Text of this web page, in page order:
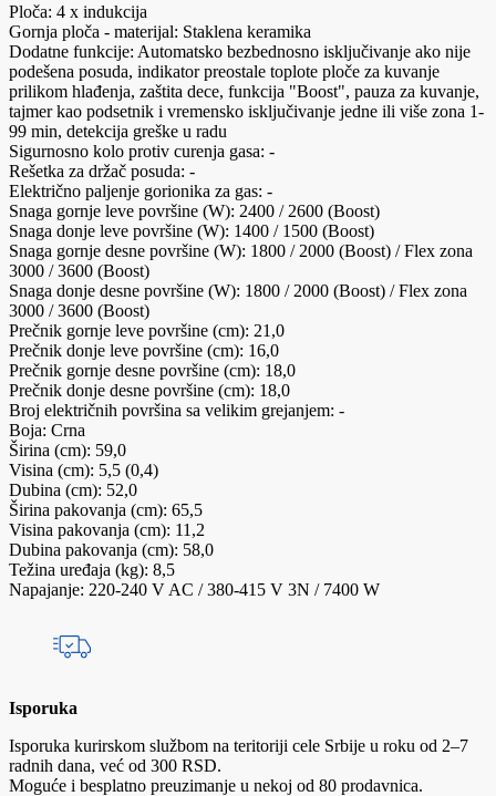
Ploča: 4 x indukcija
Gornja ploča - materijal: Staklena keramika
Dodatne funkcije: Automatsko bezbednosno isključivanje ako nije
podešena posuda, indikator preostale toplote ploče za kuvanje
prilikom hlađenja, zaštita dece, funkcija "Boost", pauza za kuvanje,
tajmer kao podsetnik i vremensko isključivanje jedne ili više zona 1-
99 min, detekcija greške u radu
Sigurnosno kolo protiv curenja gasa: -
Rešetka za držač posuda: -
Električno paljenje gorionika za gas: -
Snaga gornje leve površine (W): 2400 / 2600 (Boost)
Snaga donje leve površine (W): 1400 / 1500 (Boost)
Snaga gornje desne površine (W): 1800 / 2000 (Boost) / Flex zona
3000 / 3600 (Boost)
Snaga donje desne površine (W): 1800 / 2000 (Boost) / Flex zona
3000 / 3600 (Boost)
Prečnik gornje leve površine (cm): 21,0
Prečnik donje leve površine (cm): 16,0
Prečnik gornje desne površine (cm): 18,0
Prečnik donje desne površine (cm): 18,0
Broj električnih površina sa velikim grejanjem: -
Boja: Crna
Širina (cm): 59,0
Visina (cm): 5,5 (0,4)
Dubina (cm): 52,0
Širina pakovanja (cm): 65,5
Visina pakovanja (cm): 11,2
Dubina pakovanja (cm): 58,0
Težina uređaja (kg): 8,5
Napajanje: 220-240 V AC / 380-415 V 3N / 7400 W
Isporuka
Isporuka kurirskom službom na teritoriji cele Srbije u roku od 2–7
radnih dana, već od 300 RSD.
Moguće i besplatno preuzimanje u nekoj od 80 prodavnica.